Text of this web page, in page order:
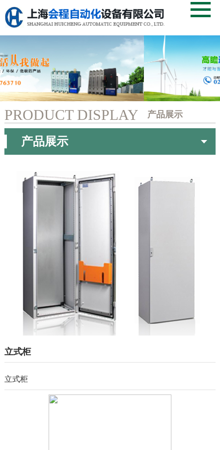
新闻资讯
PRODUCT DISPLAY 产品展示
产品展示
立式柜
立式柜